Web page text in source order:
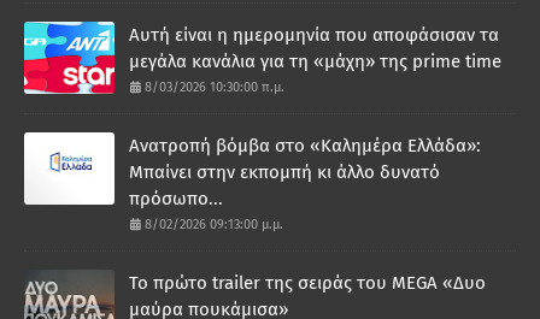
Αυτή είναι η ημερομηνία που αποφάσισαν τα
μεγάλα κανάλια για τη «μάχη» της prime time
8/03/2026 10:30:00 π.μ.
Ανατροπή βόμβα στο «Καλημέρα Ελλάδα»:
Μπαίνει στην εκπομπή κι άλλο δυνατό
πρόσωπο...
8/02/2026 09:13:00 μ.μ.
Το πρώτο trailer της σειράς του MEGA «Δυο
μαύρα πουκάμισα»